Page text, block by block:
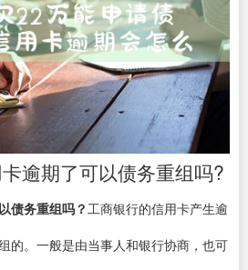
逾期了可以债务重组吗?
债务重组吗？ 工商银行的信用卡产生逾
的。一般是由当事人和银行协商，也可